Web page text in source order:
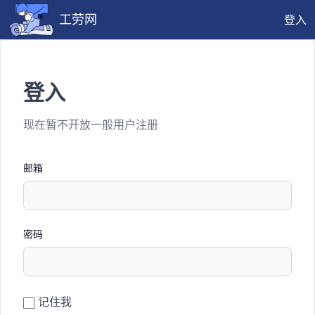
工劳网 登入
登入
现在暂不开放一般用户注册
邮箱
密码
记住我